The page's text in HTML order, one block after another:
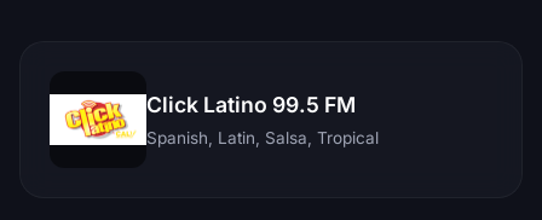
Click Latino 99.5 FM
Spanish, Latin, Salsa, Tropical